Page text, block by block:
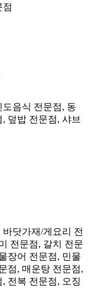
점
음식 전문점, 동
덮밥 전문점, 샤브
닷가재/게요리 전
전문점, 갈치 전문
장어 전문점, 민물
점, 매운탕 전문점,
전복 전문점, 오징